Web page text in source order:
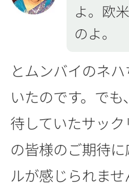
よ。欧
のよ。
とムンバイのネ
いたのです。で
待していたサッ
の皆様のご期待
ルが感じられませ